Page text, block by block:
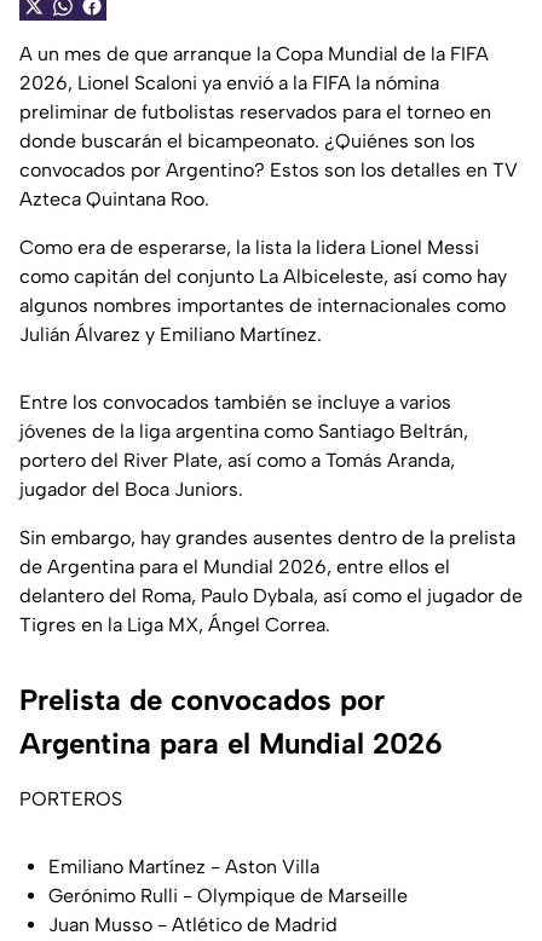
A un mes de que arranque la Copa Mundial de la FIFA
2026, Lionel Scaloni ya envió a la FIFA la nómina
preliminar de futbolistas reservados para el torneo en
donde buscarán el bicampeonato. ¿Quiénes son los
convocados por Argentino? Estos son los detalles en TV
Azteca Quintana Roo.
Como era de esperarse, la lista la lidera Lionel Messi
como capitán del conjunto La Albiceleste, así como hay
algunos nombres importantes de internacionales como
Julián Álvarez y Emiliano Martínez.
Entre los convocados también se incluye a varios
jóvenes de la liga argentina como Santiago Beltrán,
portero del River Plate, así como a Tomás Aranda,
jugador del Boca Juniors.
Sin embargo, hay grandes ausentes dentro de la prelista
de Argentina para el Mundial 2026, entre ellos el
delantero del Roma, Paulo Dybala, así como el jugador de
Tigres en la Liga MX, Ángel Correa.
Prelista de convocados por
Argentina para el Mundial 2026
PORTEROS
Emiliano Martínez - Aston Villa
Gerónimo Rulli - Olympique de Marseille
Juan Musso - Atlético de Madrid